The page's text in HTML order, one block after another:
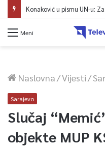
Protest zeničkih rudara do
Meni
Naslovna/Vijesti/
Sarajevo
Slučaj
objekte MUP